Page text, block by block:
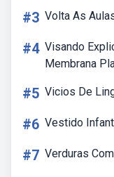
#3 Volta As
#4 Visando
Membrana
#5 Vicios De
#6 Vestido
#7 Verduras